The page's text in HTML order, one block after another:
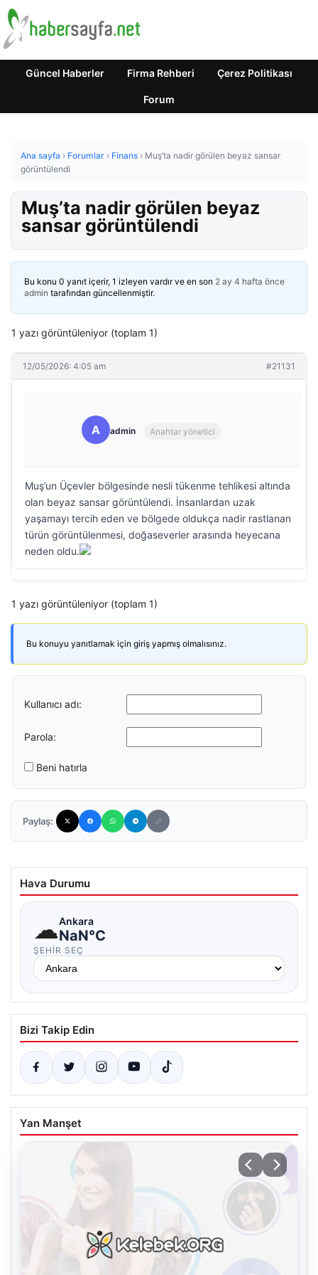
Güncel Haberler Firma Rehberi Çerez Politikası
Forum
Ana sayfa › Forumlar › Finans › Muş’ta nadir görülen beyaz sansar
görüntülendi
Muş’ta nadir görülen beyaz
sansar görüntülendi
Bu konu 0 yanıt içerir, 1 izleyen vardır ve en son 2 ay 4 hafta önce
admin tarafından güncellenmiştir.
1 yazı görüntüleniyor (toplam 1)
12/05/2026: 4:05 am #21131
A admin Anahtar yönetici
Muş’un Üçevler bölgesinde nesli tükenme tehlikesi altında
olan beyaz sansar görüntülendi. İnsanlardan uzak
yaşamayı tercih eden ve bölgede oldukça nadir rastlanan
türün görüntülenmesi, doğaseverler arasında heyecana
neden oldu.
1 yazı görüntüleniyor (toplam 1)
Bu konuyu yanıtlamak için giriş yapmış olmalısınız.
Kullanıcı adı:
Parola:
Beni hatırla
Paylaş:
Hava Durumu
☁Ankara
NaN°C
ŞEHIR SEÇ
Bizi Takip Edin
Yan Manşet